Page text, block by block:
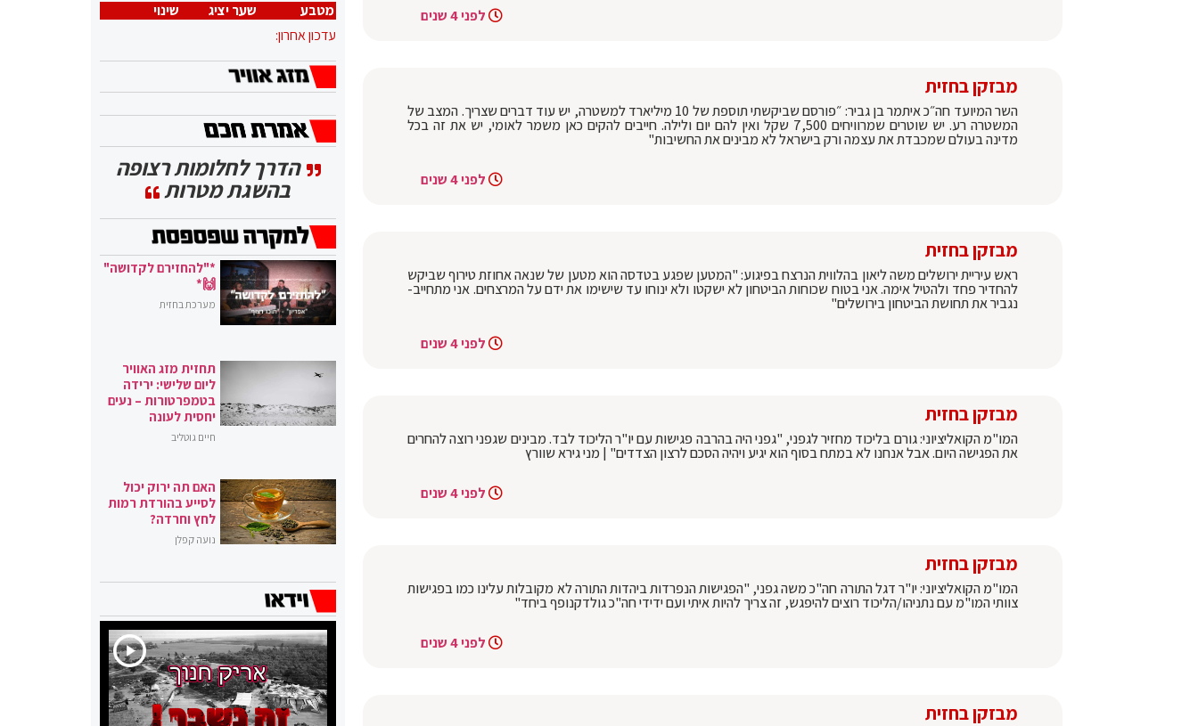
לפני 4 שנים
מבזקן בחזית
השר המיועד חה״כ איתמר בן גביר: ״פורסם שביקשתי תוספת של 10 מיליארד למשטרה, יש עוד דברים שצריך. המצב של
המשטרה רע. יש שוטרים שמרוויחים 7,500 שקל ואין להם יום ולילה. חייבים להקים כאן משמר לאומי, יש את זה בכל
מדינה בעולם שמכבדת את עצמה ורק בישראל לא מבינים את החשיבות"
לפני 4 שנים
מבזקן בחזית
ראש עיריית ירושלים משה ליאון בהלווית הנרצח בפיגוע: "המטען שפגע בטדסה הוא מטען של שנאה אחוזת טירוף שביקש
להחדיר פחד ולהטיל אימה. אני בטוח שכוחות הביטחון לא ישקטו ולא ינוחו עד שישימו את ידם על המרצחים. אני מתחייב-
נגביר את תחושת הביטחון בירושלים"
לפני 4 שנים
מבזקן בחזית
המו"מ הקואליציוני: גורם בליכוד מחזיר לגפני, "גפני היה בהרבה פגישות עם יו"ר הליכוד לבד. מבינים שגפני רוצה להחרים
את הפגישה היום. אבל אנחנו לא במתח בסוף הוא יגיע ויהיה הסכם לרצון הצדדים" | מני גירא שוורץ
לפני 4 שנים
מבזקן בחזית
המו"מ הקואליציוני: יו"ר דגל התורה חה"כ משה גפני, "הפגישות הנפרדות ביהדות התורה לא מקובלות עלינו כמו בפגישות
צוותי המו"מ עם נתניהו/הליכוד רוצים להיפגש, זה צריך להיות איתי ועם ידידי חה"כ גולדקנופף ביחד"
לפני 4 שנים
מבזקן בחזית
מטבע שער יציג
שינוי
עדכון אחרון:
הדרך לחלומות רצופה
בהשגת מטרות
*"להחזירם לקדושה"
🙌*
מערכת בחזית
תחזית מזג האוויר
ליום שלישי: ירידה
בטמפרטורות – נעים
יחסית לעונה
חיים גוטליב
האם תה ירוק יכול
לסייע בהורדת רמות
לחץ וחרדה?
נועה קפלן